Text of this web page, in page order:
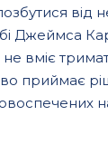
від
Джеймса
вміє
приймає